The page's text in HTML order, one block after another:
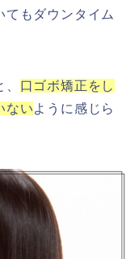
もダウンタイム
口ゴボ矯正をし
ないように感じら